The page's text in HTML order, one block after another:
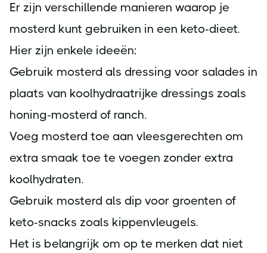
Er zijn verschillende manieren waarop je
mosterd kunt gebruiken in een keto-dieet.
Hier zijn enkele ideeën:
Gebruik mosterd als dressing voor salades in
plaats van koolhydraatrijke dressings zoals
honing-mosterd of ranch.
Voeg mosterd toe aan vleesgerechten om
extra smaak toe te voegen zonder extra
koolhydraten.
Gebruik mosterd als dip voor groenten of
keto-snacks zoals kippenvleugels.
Het is belangrijk om op te merken dat niet